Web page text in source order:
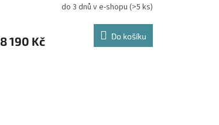
do 3 dnů v e-shopu (>5 ks)
8 190 Kč Do košíku